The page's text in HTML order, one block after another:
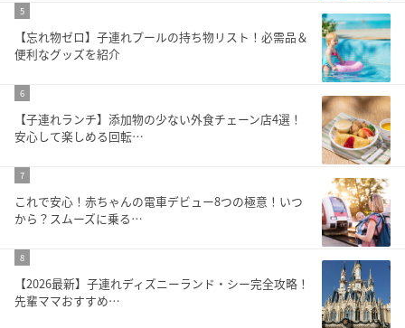
5
【忘れ物ゼロ】子連れプールの持ち物リスト！必需品＆
便利なグッズを紹介
6
【子連れランチ】添加物の少ない外食チェーン店4選！
安心して楽しめる回転…
7
これで安心！赤ちゃんの電車デビュー8つの極意！いつ
から？スムーズに乗る…
8
【2026最新】子連れディズニーランド・シー完全攻略！
先輩ママおすすめ…